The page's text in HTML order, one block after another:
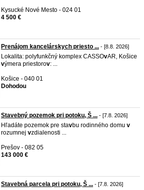
Kysucké Nové Mesto - 024 01
4 500 €
Prenájom kancelárskych priesto ... - [8.8. 2026]
Lokalita: polyfunkčný komplex CASSOvAR, Košice
výmera priestorov: ...
Košice - 040 01
Dohodou
Stavebný pozemok pri potoku, Š ... - [7.8. 2026]
Hľadáte pozemok pre stavbu rodinného domu v
rozumnej vzdialenosti ...
Prešov - 082 05
143 000 €
Stavebná parcela pri potoku, Š ... - [7.8. 2026]